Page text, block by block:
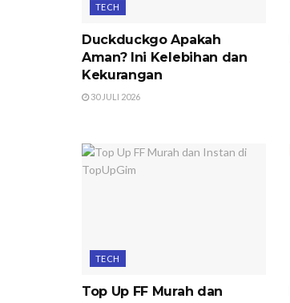
TECH
Duckduckgo Apakah
Aman? Ini Kelebihan dan
Kekurangan
30 JULI 2026
TECH
Top Up FF Murah dan